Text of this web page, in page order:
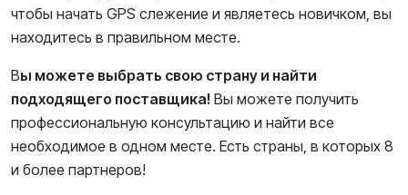
чтобы начать GPS слежение и являетесь новичком, вы
находитесь в правильном месте.
Вы можете выбрать свою страну и найти
подходящего поставщика! Вы можете получить
профессиональную консультацию и найти все
необходимое в одном месте. Есть страны, в которых 8
и более партнеров!